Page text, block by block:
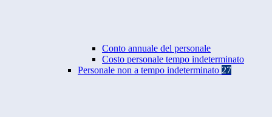
Conto annuale del personale
Costo personale tempo indeterminato
Personale non a tempo indeterminato 27